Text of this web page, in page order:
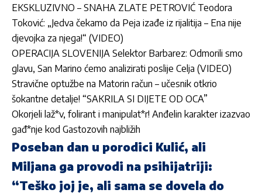
EKSKLUZIVNO – SNAHA ZLATE PETROVIĆ Teodora
Toković: „Jedva čekamo da Peja izađe iz rijalitija – Ena nije
djevojka za njega!“ (VIDEO)
OPERACIJA SLOVENIJA Selektor Barbarez: Odmorili smo
glavu, San Marino ćemo analizirati poslije Celja (VIDEO)
Stravične optužbe na Matorin račun – učesnik otkrio
šokantne detalje! “SAKRILA SI DIJETE OD OCA”
Okorjeli laž*v, folirant i manipulat*r! Anđelin karakter izazvao
gađ*nje kod Gastozovih najbližih
Poseban dan u porodici Kulić, ali
Miljana ga provodi na psihijatriji:
“Teško joj je, ali sama se dovela do